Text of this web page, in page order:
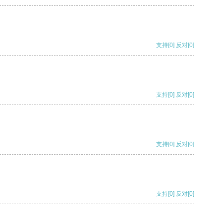
支持[0] 反对[0]
支持[0] 反对[0]
支持[0] 反对[0]
支持[0] 反对[0]